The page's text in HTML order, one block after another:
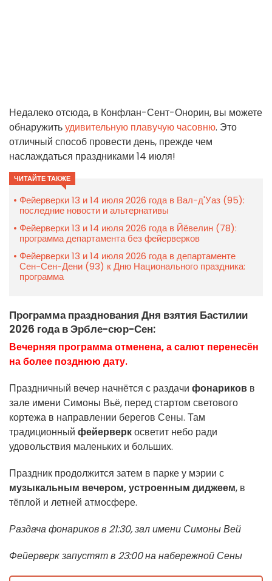
Недалеко отсюда, в Конфлан-Сент-Онорин, вы можете
обнаружитьудивительную плавучую часовню. Это
отличный способ провести день, прежде чем
наслаждаться праздниками 14 июля!
ЧИТАЙТЕ ТАКЖЕ
Фейерверки 13 и 14 июля 2026 года в Вал-д'Уаз (95):
последние новости и альтернативы
Фейерверки 13 и 14 июля 2026 года в Йёвелин (78):
программа департамента без фейерверков
Фейерверки 13 и 14 июля 2026 года в департаменте
Сен-Сен-Дени (93) к Дню Национального праздника:
программа
Программа празднования Дня взятия Бастилии
2026 года в Эрбле-сюр-Сен:
Вечерняя программа отменена, а салют перенесён
на более позднюю дату.
Праздничный вечер начнётся с раздачи фонариков в
зале имени Симоны Вьё, перед стартом светового
кортежа в направлении берегов Сены. Там
традиционный фейерверкосветит небо ради
удовольствия маленьких и больших.
Праздник продолжится затем в парке у мэрии с
музыкальным вечером, устроенным диджеем, в
тёплой и летней атмосфере.
Раздача фонариков в 21:30, зал имени Симоны Вей
Фейерверк запустят в 23:00 на набережной Сены